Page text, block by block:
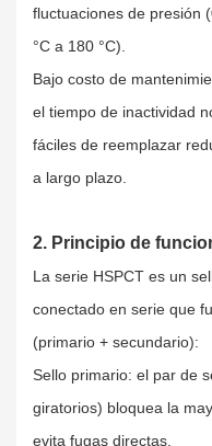
fluctuaciones de presión
°C a 180 °C).
Bajo costo de
el tiempo de inactividad
fáciles de reemplazar
a largo plazo.
2. Principio de
La serie HSPCT es un
conectado en serie que
(primario + secundario):
Sello primario: el par de
giratorios) bloquea la
evita fugas directas.